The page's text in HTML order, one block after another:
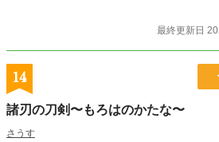
最終更新日
14
諸刃の刀剣〜もろはのかたな〜
さうす